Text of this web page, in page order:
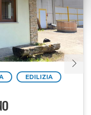
EDILIZIA